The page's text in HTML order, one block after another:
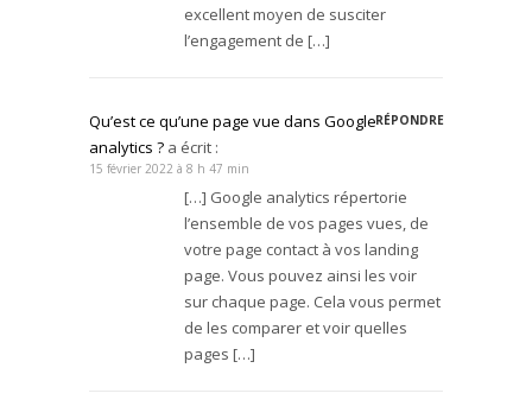
excellent moyen de susciter
l’engagement de […]
Qu’est ce qu’une page vue dans Google
analytics ? a écrit :
RÉPONDRE
15 février 2022 à 8 h 47 min
[…] Google analytics répertorie
l’ensemble de vos pages vues, de
votre page contact à vos landing
page. Vous pouvez ainsi les voir
sur chaque page. Cela vous permet
de les comparer et voir quelles
pages […]